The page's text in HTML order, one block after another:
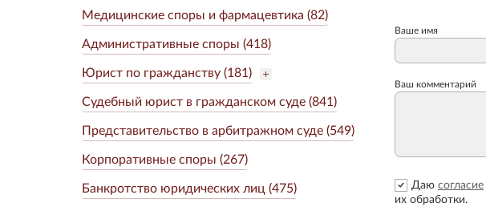
Медицинские споры и фармацевтика (82)
Административные споры (418)
Юрист по гражданству (181)
Судебный юрист в гражданском суде (841)
Представительство в арбитражном суде (549)
Корпоративные споры (267)
Банкротство юридических лиц (475)
Ваше имя
Ваш комментарий
Даю согласие
их обработки.